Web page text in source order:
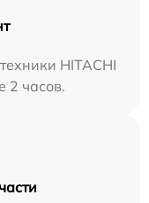
HITACHI
2 часов.